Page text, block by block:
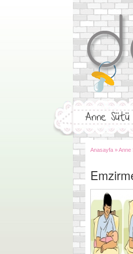
Anne
Anasayfa »Anne